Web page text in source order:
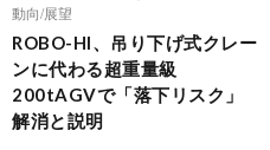
動向/展望
ROBO-HI、吊り下げ式クレー
ンに代わる超重量級
200tAGVで「落下リスク」
解消と説明